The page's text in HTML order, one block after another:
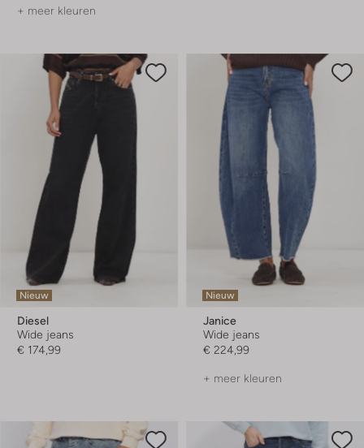
+ meer kleuren
Nieuw
Diesel
Wide jeans
€ 174,99
Nieuw
Janice
Wide jeans
€ 224,99
+ meer kleuren